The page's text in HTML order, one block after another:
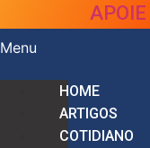
APOIE
Menu
HOME
ARTIGOS
COTIDIANO